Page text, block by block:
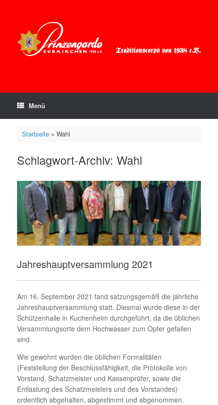
Menü
Startseite» Wahl
Schlagwort-Archiv: Wahl
Jahreshauptversammlung 2021
Am 16. September 2021 fand satzungsgemäß die jährliche
Jahreshauptversammlung statt. Diesmal wurde diese in der
Schützenhalle in Kuchenheim durchgeführt, da die üblichen
Versammlungsorte dem Hochwasser zum Opfer gefallen
sind.
Wie gewohnt wurden die üblichen Formalitäten
(Feststellung der Beschlussfähigkeit, die Protokolle von
Vorstand, Schatzmeister und Kassenprüfer, sowie die
Entlastung des Schatzmeisters und des Vorstandes)
ordentlich abgehalten, abgestimmt und abgenommen.